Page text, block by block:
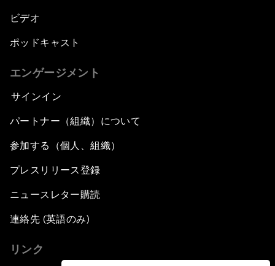
ビデオ
ポッドキャスト
エンゲージメント
サインイン
パートナー（組織）について
参加する（個人、組織）
プレスリリース登録
ニュースレター購読
連絡先 (英語のみ)
リンク